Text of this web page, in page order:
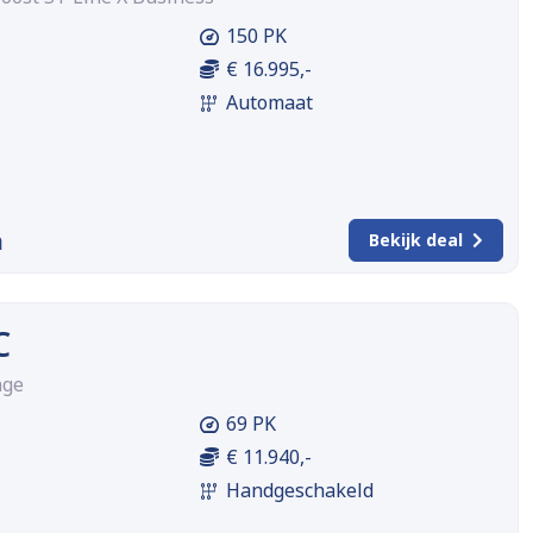
150 PK
€ 16.995,-
Automaat
Bekijk deal
69 PK
€ 11.940,-
Handgeschakeld